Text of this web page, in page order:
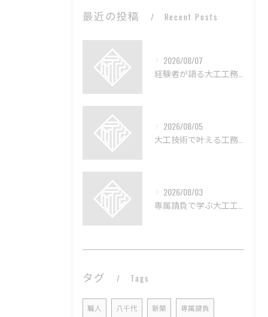
最近の投稿 Recent Posts
2026/08/07
2026/08/05
2026/08/03
タグ Tags
職人 八千代 新築 専属請負